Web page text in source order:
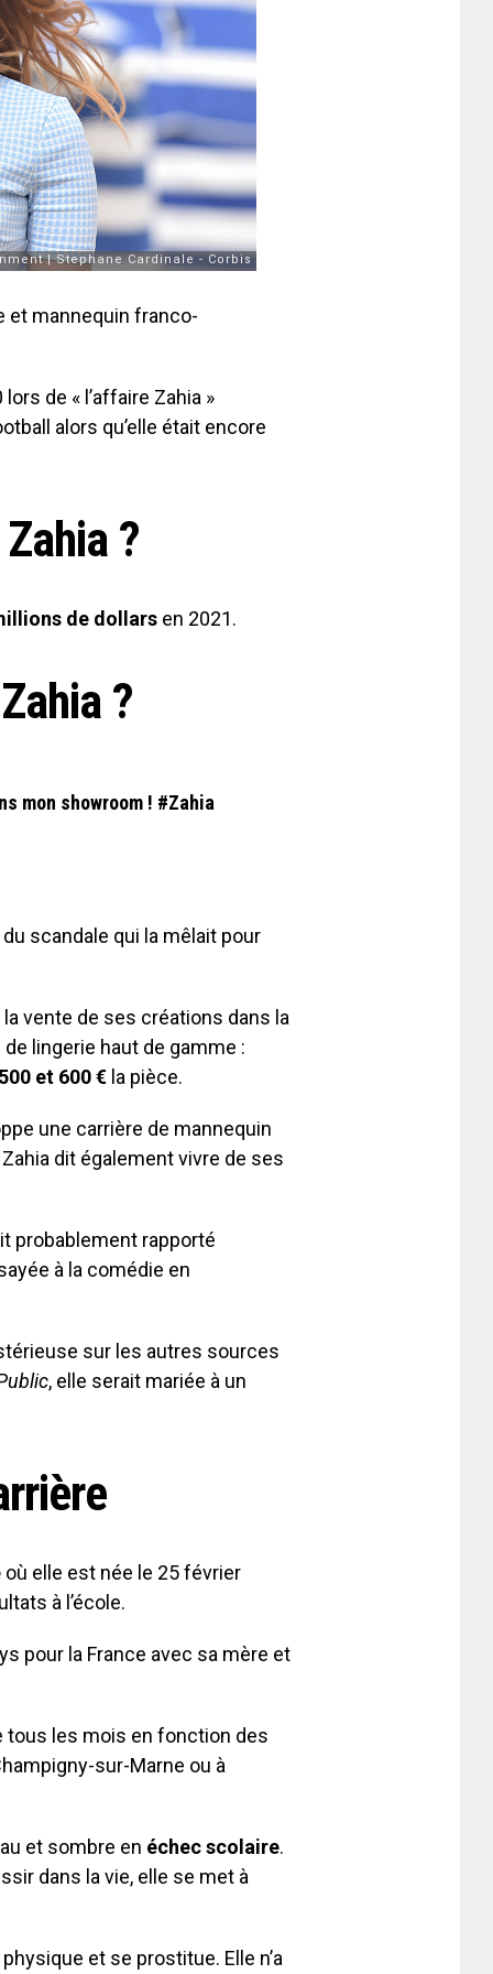
mannequin franco-
de « l’affaire Zahia »
alors qu’elle était encore
?
de dollars en 2021.
?
mon showroom ! #Zahia
scandale qui la mêlait pour
vente de ses créations dans la
lingerie haut de gamme :
et 600 € la pièce.
une carrière de mannequin
dit également vivre de ses
probablement rapporté
à la comédie en
sur les autres sources
, elle serait mariée à un
où elle est née le 25 février
à l’école.
pour la France avec sa mère et
tous les mois en fonction des
sur-Marne ou à
et sombre en échec scolaire.
dans la vie, elle se met à
et se prostitue. Elle n’a